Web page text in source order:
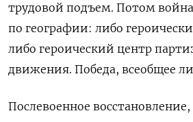
трудовой подъем. Потом
по географии: либо
либо героический центр
движения. Победа, всеобщее
Послевоенное восстановление,